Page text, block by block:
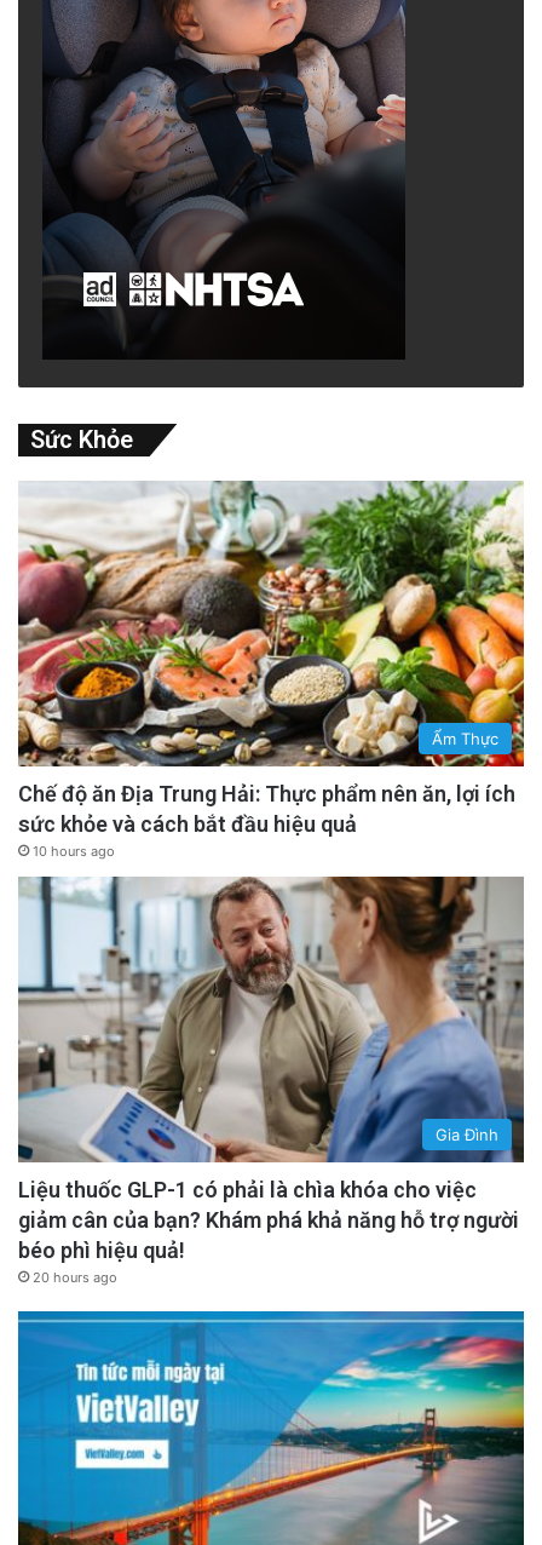
Sức Khỏe
Ẩm Thực
Chế độ ăn Địa Trung Hải: Thực phẩm nên ăn, lợi ích
sức khỏe và cách bắt đầu hiệu quả
10 hours ago
Gia Đình
Liệu thuốc GLP-1 có phải là chìa khóa cho việc
giảm cân của bạn? Khám phá khả năng hỗ trợ người
béo phì hiệu quả!
20 hours ago